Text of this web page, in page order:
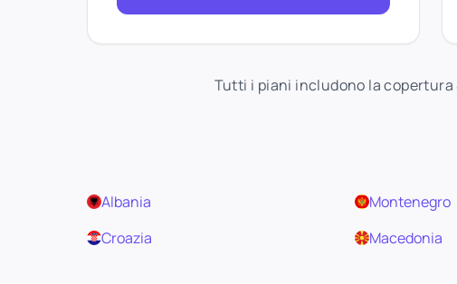
Tutti i piani includono la
Albania Montenegro
Croazia
Macedonia